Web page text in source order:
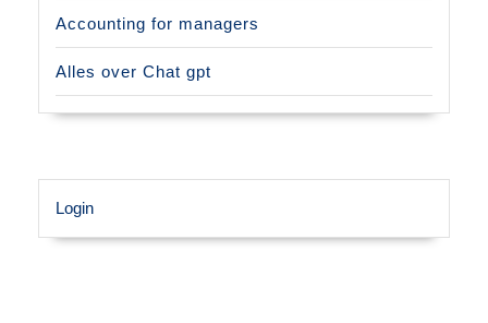
Accounting for managers
Alles over Chat gpt
Login